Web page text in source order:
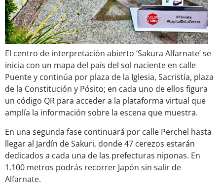
El centro de interpretación abierto ‘Sakura Alfarnate’ se
inicia con un mapa del país del sol naciente en calle
Puente y continúa por plaza de la Iglesia, Sacristía, plaza
de la Constitución y Pósito; en cada uno de ellos figura
un código QR para acceder a la plataforma virtual que
amplía la información sobre la escena que muestra.
En una segunda fase continuará por calle Perchel hasta
llegar al Jardín de Sakuri, donde 47 cerezos estarán
dedicados a cada una de las prefecturas niponas. En
1.100 metros podrás recorrer Japón sin salir de
Alfarnate.